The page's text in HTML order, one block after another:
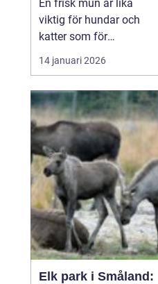
En frisk mun är lika
viktig för hundar och
katter som för
människor. Ändå
hamnar tänderna ofta
attgöralistan när man
lever vardagsliv med sitt
djur. Fokus ligger gärna
p&arin...
14 januari 2026
Elk park i Småland: